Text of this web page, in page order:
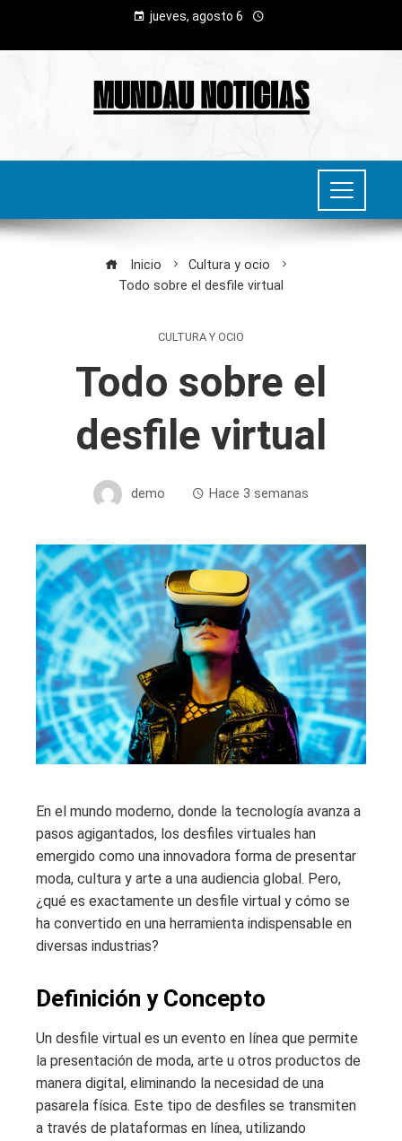
jueves, agosto 6
Inicio
Cultura y ocio
Todo sobre el desfile virtual
CULTURA Y OCIO
Todo sobre el
desfile virtual
demo Hace 3 semanas
En el mundo moderno, donde la tecnología avanza a
pasos agigantados, los desfiles virtuales han
emergido como una innovadora forma de presentar
moda, cultura y arte a una audiencia global. Pero,
¿qué es exactamente un desfile virtual y cómo se
ha convertido en una herramienta indispensable en
diversas industrias?
Definición y Concepto
Un desfile virtual es un evento en línea que permite
la presentación de moda, arte u otros productos de
manera digital, eliminando la necesidad de una
pasarela física. Este tipo de desfiles se transmiten
a través de plataformas en línea, utilizando